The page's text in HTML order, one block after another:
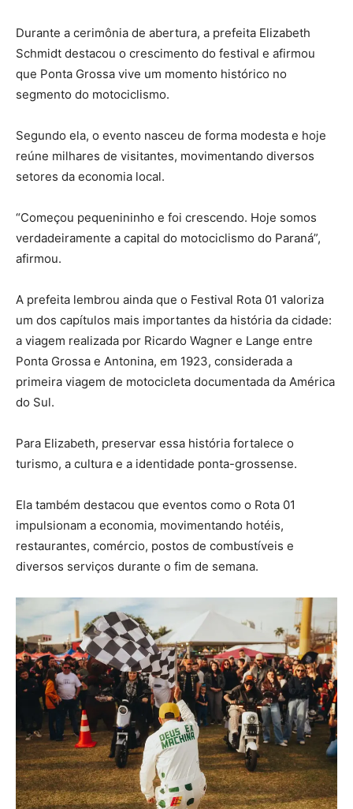
Durante a cerimônia de abertura, a prefeita Elizabeth
Schmidt destacou o crescimento do festival e afirmou
que Ponta Grossa vive um momento histórico no
segmento do motociclismo.
Segundo ela, o evento nasceu de forma modesta e hoje
reúne milhares de visitantes, movimentando diversos
setores da economia local.
“Começou pequenininho e foi crescendo. Hoje somos
verdadeiramente a capital do motociclismo do Paraná”,
afirmou.
A prefeita lembrou ainda que o Festival Rota 01 valoriza
um dos capítulos mais importantes da história da cidade:
a viagem realizada por Ricardo Wagner e Lange entre
Ponta Grossa e Antonina, em 1923, considerada a
primeira viagem de motocicleta documentada da América
do Sul.
Para Elizabeth, preservar essa história fortalece o
turismo, a cultura e a identidade ponta-grossense.
Ela também destacou que eventos como o Rota 01
impulsionam a economia, movimentando hotéis,
restaurantes, comércio, postos de combustíveis e
diversos serviços durante o fim de semana.